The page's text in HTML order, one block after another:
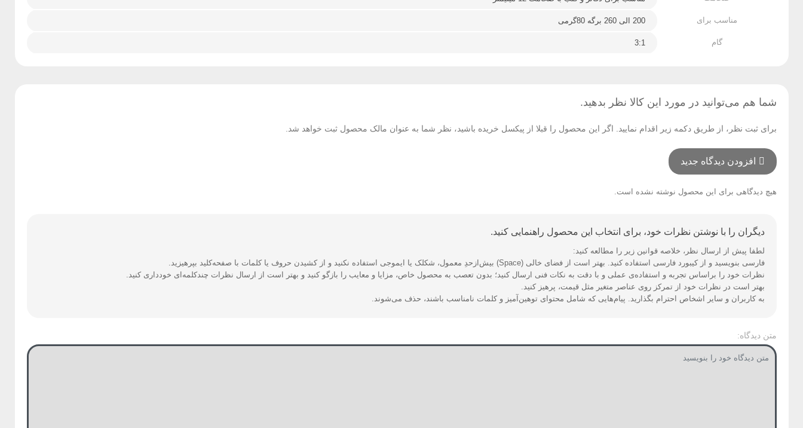
مناسب برای 200 الی 260 برگه 80گرمی
گام 3:1
شما هم می‌توانید در مورد این کالا نظر بدهید.
برای ثبت نظر، از طریق دکمه زیر اقدام نمایید. اگر این محصول را قبلا از پیکسل خریده باشید، نظر شما به عنوان مالک محصول ثبت خواهد شد.
افزودن دیدگاه جدید
هیچ دیدگاهی برای این محصول نوشته نشده است.
دیگران را با نوشتن نظرات خود، برای انتخاب این محصول راهنمایی کنید.
لطفا پیش از ارسال نظر، خلاصه قوانین زیر را مطالعه کنید:
فارسی بنویسید و از کیبورد فارسی استفاده کنید. بهتر است از فضای خالی (Space) بیش‌از‌حدِ معمول، شکلک یا ایموجی استفاده نکنید و از کشیدن حروف یا کلمات با صفحه‌کلید بپرهیزید.
نظرات خود را براساس تجربه و استفاده‌ی عملی و با دقت به نکات فنی ارسال کنید؛ بدون تعصب به محصول خاص، مزایا و معایب را بازگو کنید و بهتر است از ارسال نظرات چندکلمه‌‌ای خودداری کنید.
بهتر است در نظرات خود از تمرکز روی عناصر متغیر مثل قیمت، پرهیز کنید.
به کاربران و سایر اشخاص احترام بگذارید. پیام‌هایی که شامل محتوای توهین‌آمیز و کلمات نامناسب باشند، حذف می‌شوند.
متن دیدگاه: